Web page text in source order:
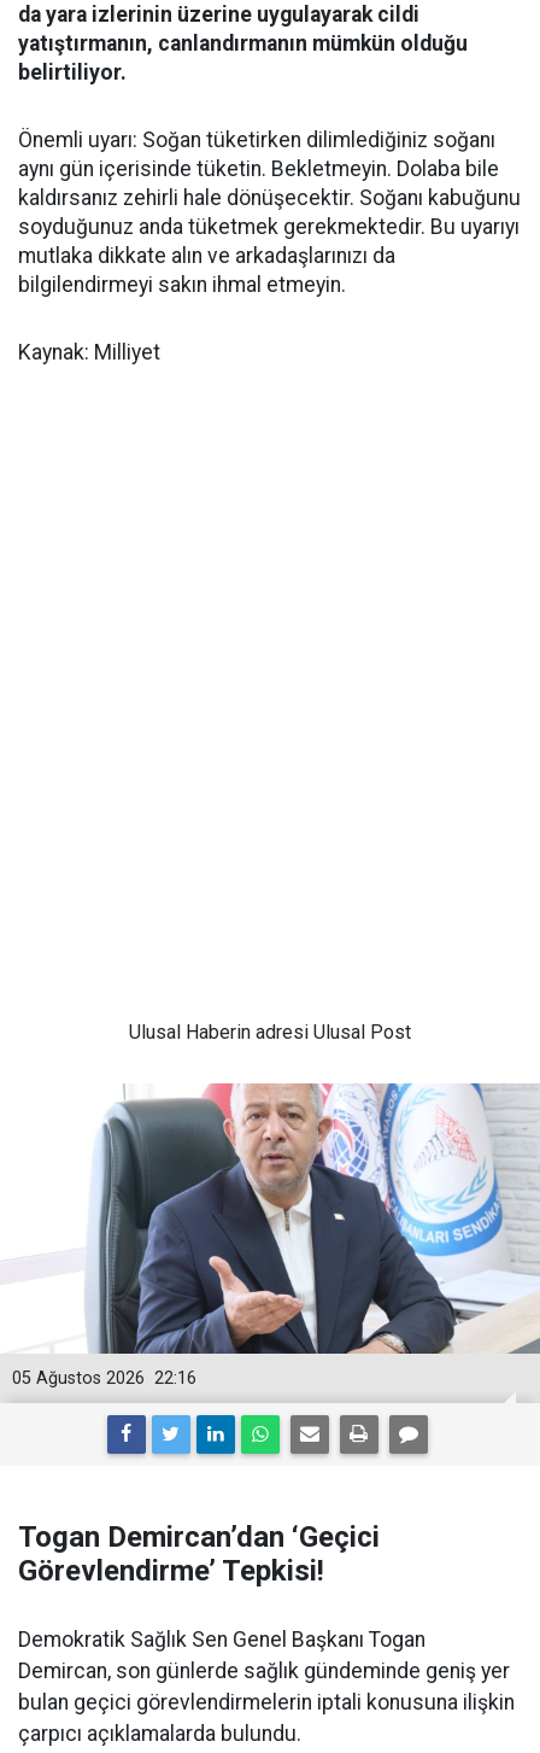
da yara izlerinin üzerine uygulayarak cildi
yatıştırmanın, canlandırmanın mümkün olduğu
belirtiliyor.
Önemli uyarı: Soğan tüketirken dilimlediğiniz soğanı
aynı gün içerisinde tüketin. Bekletmeyin. Dolaba bile
kaldırsanız zehirli hale dönüşecektir. Soğanı kabuğunu
soyduğunuz anda tüketmek gerekmektedir. Bu uyarıyı
mutlaka dikkate alın ve arkadaşlarınızı da
bilgilendirmeyi sakın ihmal etmeyin.
Kaynak: Milliyet
Ulusal Haberin adresi Ulusal Post
22:16
05 Ağustos 2026
Togan Demircan’dan ‘Geçici
Görevlendirme’ Tepkisi!
Demokratik Sağlık Sen Genel Başkanı Togan
Demircan, son günlerde sağlık gündeminde geniş yer
bulan geçici görevlendirmelerin iptali konusuna ilişkin
çarpıcı açıklamalarda bulundu.